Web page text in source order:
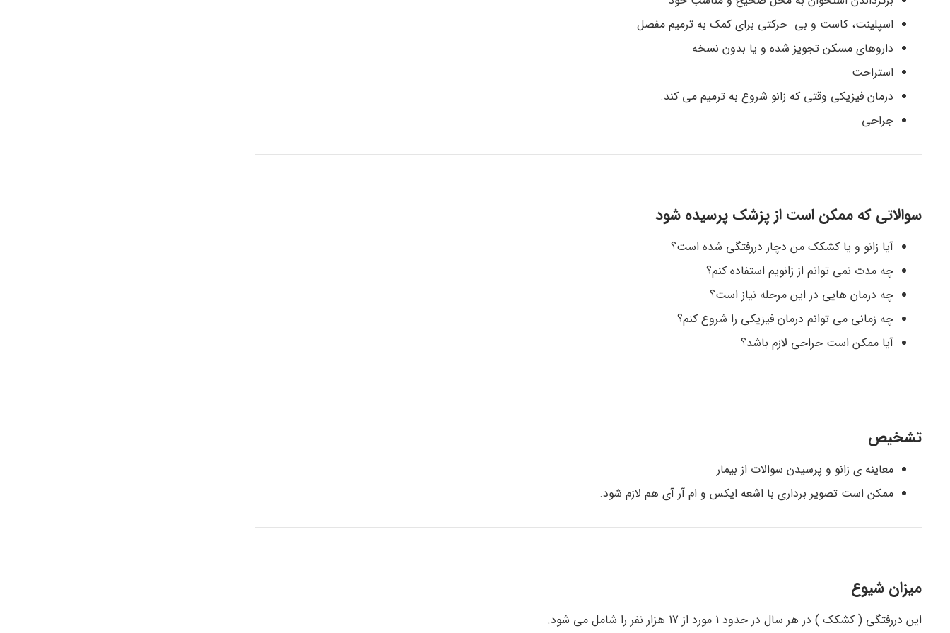
اسپلینت، کاست و بی حرکتی برای کمک به ترمیم مفصل
داروهای مسکن تجویز شده و یا بدون نسخه
استراحت
درمان فیزیکی وقتی که زانو شروع به ترمیم می کند.
جراحی
سوالاتی که ممکن است از پزشک پرسیده شود
آیا زانو و یا کشکک من دچار دررفتگی شده است؟
چه مدت نمی توانم از زانویم استفاده کنم؟
چه درمان هایی در این مرحله نیاز است؟
چه زمانی می توانم درمان فیزیکی را شروع کنم؟
آیا ممکن است جراحی لازم باشد؟
تشخیص
معاینه ی زانو و پرسیدن سوالات از بیمار
ممکن است تصویر برداری با اشعه ایکس و ام آر آی هم لازم شود.
میزان شیوع
این دررفتگی ( کشکک ) در هر سال در حدود 1 مورد از 17 هزار نفر را شامل می شود.